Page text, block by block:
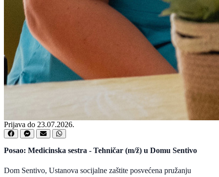
Prijava do 23.07.2026.
Posao: Medicinska sestra - Tehničar (m/ž) u Domu Sentivo
Dom Sentivo, Ustanova socijalne zaštite posvećena pružanju